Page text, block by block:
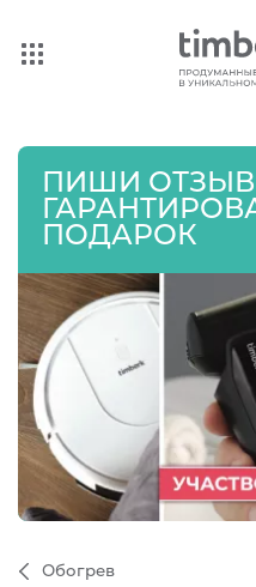
ПИШИ
ПОДАРОК
Обогрев